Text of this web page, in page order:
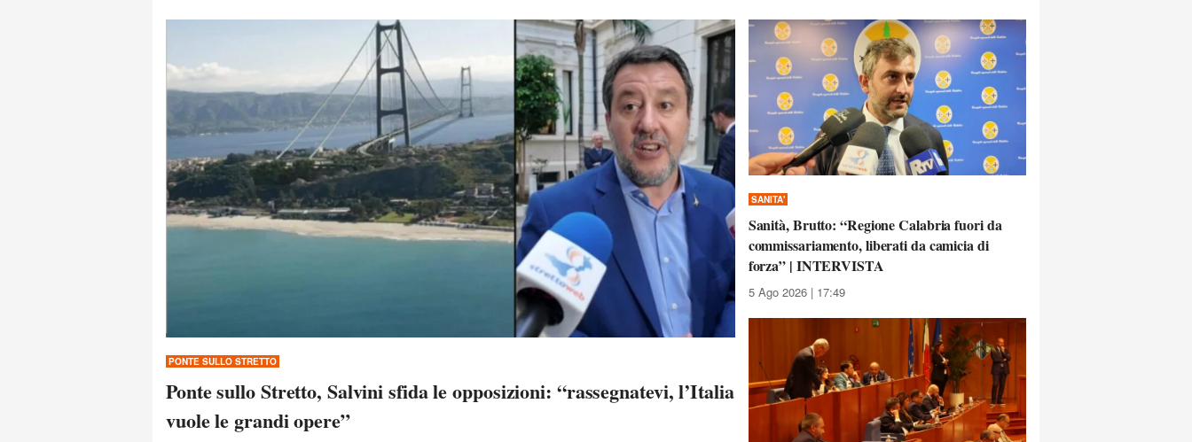
PONTE SULLO STRETTO
Ponte sullo Stretto, Salvini sfida le opposizioni: “rassegnatevi, l’Italia
vuole le grandi opere”
SANITA'
Sanità, Brutto: “Regione Calabria fuori da
commissariamento, liberati da camicia di
forza” | INTERVISTA
5 Ago 2026 | 17:49